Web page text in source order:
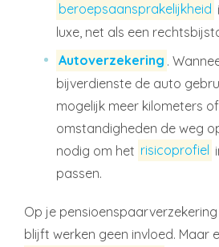
beroepsaansprakelijkheid
luxe, net als een
Autoverzekering .
bijverdienste de auto
mogelijk meer kilometers
omstandigheden de weg
nodig om het risicoprofiel
passen.
Op je
blijft werken geen invloed. Maar